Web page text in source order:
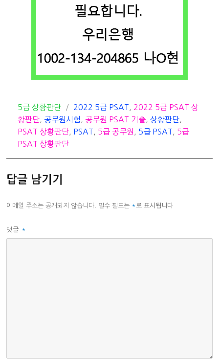
카
테
고
리
5급 상황판단
태
그
2022 5급 PSAT
2022 5급 PSAT 상
황판단
공무원시험 공무원 PSAT 기출 ,상황판단
PSAT 상황판단
PSAT 5급 공무원 5급 PSAT
5급
PSAT 상황판단
답글 남기기
이메일 주소는 공개되지 않습니다. 필수 필드는 * 로 표시됩니다
댓글 *